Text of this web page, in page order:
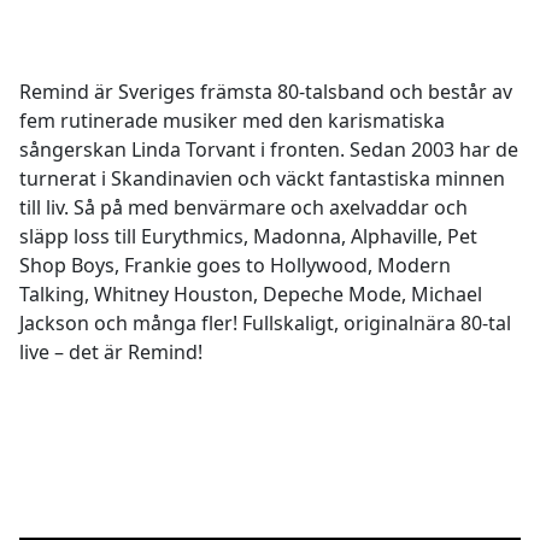
Remind är Sveriges främsta 80-talsband och består av
fem rutinerade musiker med den karismatiska
sångerskan Linda Torvant i fronten. Sedan 2003 har de
turnerat i Skandinavien och väckt fantastiska minnen
till liv. Så på med benvärmare och axelvaddar och
släpp loss till Eurythmics, Madonna, Alphaville, Pet
Shop Boys, Frankie goes to Hollywood, Modern
Talking, Whitney Houston, Depeche Mode, Michael
Jackson och många fler! Fullskaligt, originalnära 80-tal
live – det är Remind!